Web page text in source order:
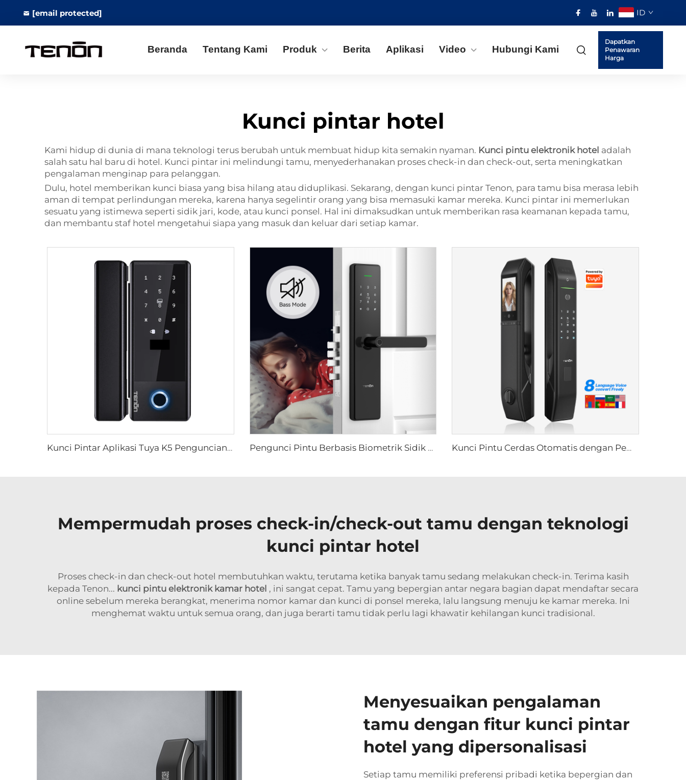
[email protected] ID
Beranda Tentang Kami Produk Berita Aplikasi Video Hubungi Kami
Dapatkan
Penawaran
Harga
Kunci pintar hotel
Kami hidup di dunia di mana teknologi terus berubah untuk membuat hidup kita semakin nyaman. Kunci pintu elektronik hotel adalah
salah satu hal baru di hotel. Kunci pintar ini melindungi tamu, menyederhanakan proses check-in dan check-out, serta meningkatkan
pengalaman menginap para pelanggan.
Dulu, hotel memberikan kunci biasa yang bisa hilang atau diduplikasi. Sekarang, dengan kunci pintar Tenon, para tamu bisa merasa lebih
aman di tempat perlindungan mereka, karena hanya segelintir orang yang bisa memasuki kamar mereka. Kunci pintar ini memerlukan
sesuatu yang istimewa seperti sidik jari, kode, atau kunci ponsel. Hal ini dimaksudkan untuk memberikan rasa keamanan kepada tamu,
dan membantu staf hotel mengetahui siapa yang masuk dan keluar dari setiap kamar.
Kunci Pintar Aplikasi Tuya K5 Penguncian Elektronik Pintu Kaca dengan Kontrol TT Melalui WiFi, Kartu Kata Sandi, dan Kunci Mekanis Pengunci Pintu Berbasis Biometrik Sidik Jari Rumah Tuya T15 Kunci Pintu Cerdas Otomatis dengan Pemindai Wajah D7pro
Mempermudah proses check-in/check-out tamu dengan teknologi
kunci pintar hotel
Proses check-in dan check-out hotel membutuhkan waktu, terutama ketika banyak tamu sedang melakukan check-in. Terima kasih
kepada Tenon... kunci pintu elektronik kamar hotel , ini sangat cepat. Tamu yang bepergian antar negara bagian dapat mendaftar secara
online sebelum mereka berangkat, menerima nomor kamar dan kunci di ponsel mereka, lalu langsung menuju ke kamar mereka. Ini
menghemat waktu untuk semua orang, dan juga berarti tamu tidak perlu lagi khawatir kehilangan kunci tradisional.
Menyesuaikan pengalaman
tamu dengan fitur kunci pintar
hotel yang dipersonalisasi
Setiap tamu memiliki preferensi pribadi ketika bepergian dan